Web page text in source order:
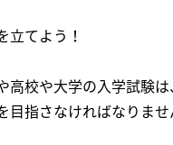
立てよう！
校や大学の入学試験は、
指さなければなりませ